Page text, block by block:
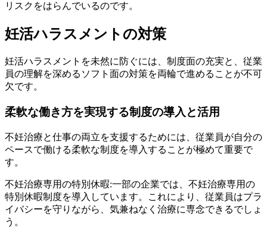
リスクをはらんでいるのです。
妊活ハラスメントの対策
妊活ハラスメントを未然に防ぐには、制度面の充実と、従業
員の理解を深めるソフト面の対策を両輪で進めることが不可
欠です。
柔軟な働き方を実現する制度の導入と活用
不妊治療と仕事の両立を支援するためには、従業員が自分の
ペースで働ける柔軟な制度を導入することが極めて重要で
す。
不妊治療専用の特別休暇:一部の企業では、不妊治療専用の
特別休暇制度を導入しています。これにより、従業員はプラ
イバシーを守りながら、気兼ねなく治療に専念できるでしょ
う。